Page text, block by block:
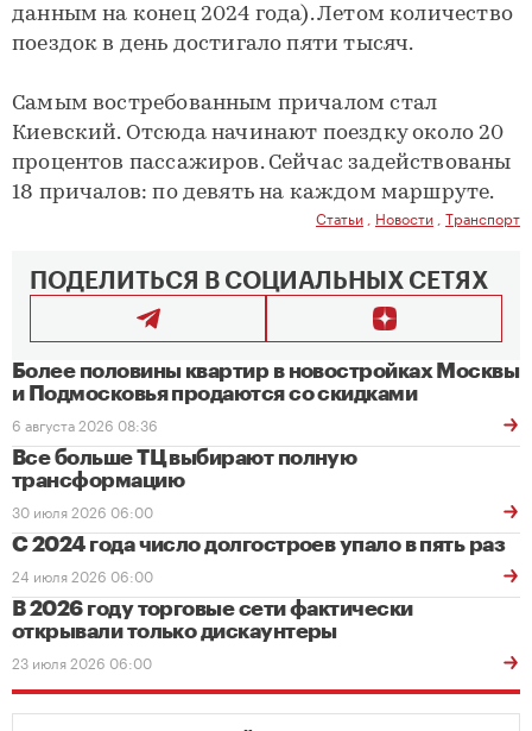
данным на конец 2024 года). Летом количество
поездок в день достигало пяти тысяч.
Самым востребованным причалом стал
Киевский. Отсюда начинают поездку около 20
процентов пассажиров. Сейчас задействованы
18 причалов: по девять на каждом маршруте.
Статьи Новости Транспорт
ПОДЕЛИТЬСЯ В СОЦИАЛЬНЫХ СЕТЯХ
Более половины квартир в новостройках Москвы
и Подмосковья продаются со скидками
6 августа 2026 08:36
Все больше ТЦ выбирают полную
трансформацию
30 июля 2026 06:00
С 2024 года число долгостроев упало в пять раз
24 июля 2026 06:00
В 2026 году торговые сети фактически
открывали только дискаунтеры
23 июля 2026 06:00